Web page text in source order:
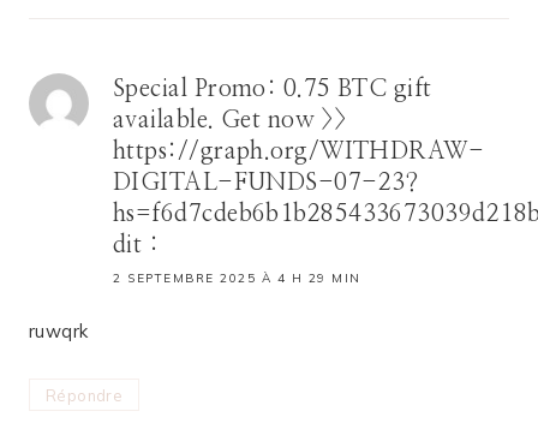
Special Promo: 0.75 BTC gift
available. Get now >>
https://graph.org/WITHDRAW-
DIGITAL-FUNDS-07-23?
dit :
2 SEPTEMBRE 2025 À 4 H 29 MIN
ruwqrk
Répondre